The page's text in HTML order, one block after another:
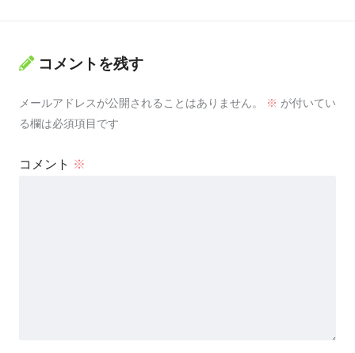
コメントを残す
メールアドレスが公開されることはありません。 ※ が付いてい
る欄は必須項目です
コメント ※